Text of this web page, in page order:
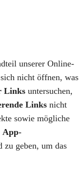
unserer Online-
nicht öffnen, was
Linksuntersuchen,
Linksnicht
sowie mögliche
App-
geben, um das